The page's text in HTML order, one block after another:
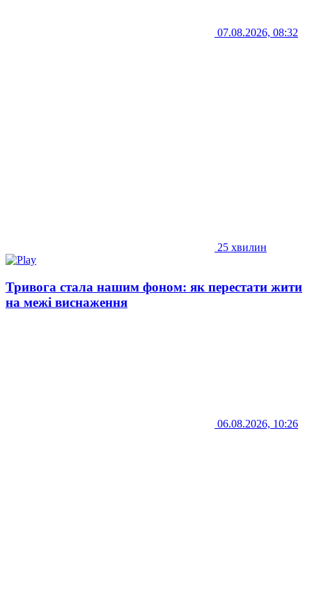
07.08.2026, 08:32
25 хвилин
Тривога стала нашим фоном: як перестати жити
на межі виснаження
06.08.2026, 10:26